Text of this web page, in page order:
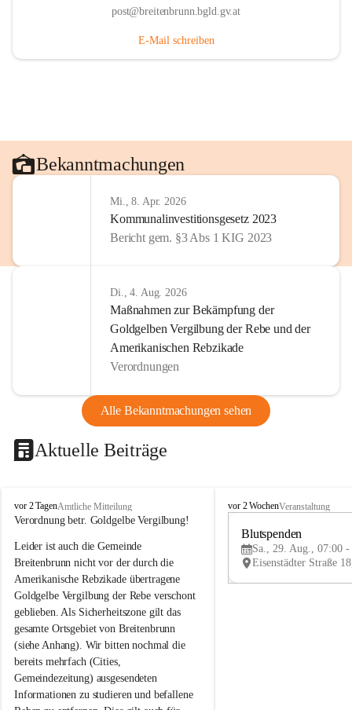
post@breitenbrunn.bgld.gv.at
E-Mail schreiben
Bekanntmachungen
Mi., 8. Apr. 2026
Kommunalinvestitionsgesetz 2023
Bericht gem. §3 Abs 1 KIG 2023
Di., 4. Aug. 2026
Maßnahmen zur Bekämpfung der
Goldgelben Vergilbung der Rebe und der
Amerikanischen Rebzikade
Verordnungen
Alle Bekanntmachungen sehen
Aktuelle Beiträge
B
r
i
t
e
n
b
r
u
n
n
a
m
N
vor 2 TagenAmtliche Mitteilung
Verordnung betr. Goldgelbe Vergilbung!
Leider ist auch die Gemeinde
Breitenbrunn nicht vor der durch die
Amerikanische Rebzikade übertragene
Goldgelbe Vergilbung der Rebe verschont
geblieben. Als Sicherheitszone gilt das
gesamte Ortsgebiet von Breitenbrunn
(siehe Anhang). Wir bitten nochmal die
bereits mehrfach (Cities,
Gemeindezeitung) ausgesendeten
Informationen zu studieren und befallene
B
e
vor 2 WochenVeranstaltung
Blutspenden
Sa., 29. Aug., 07:00 -